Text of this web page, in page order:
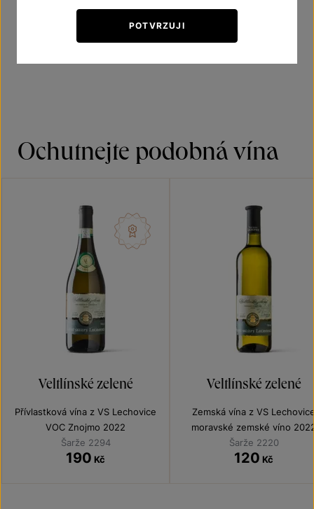
Doporučená teplota vína při podávání 10–12 °C
Ochutnejte podobná vína
Veltlínské zelené
Přívlastková vína z VS Lechovice
VOC Znojmo 2022
Šarže 2294
190 Kč
Veltlínské zelené
Zemská vína z VS
moravské zemské víno
Šarže 2220
120 Kč
POTVRZUJI